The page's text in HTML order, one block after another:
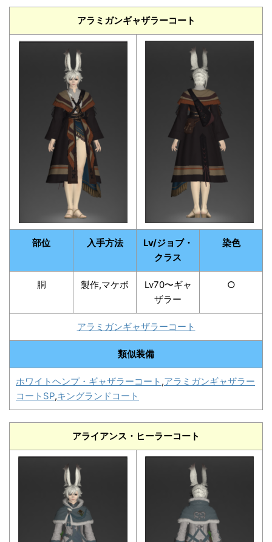
アラミガンギャザラーコート
部位 入手方法
Lv/ジョブ・
クラス
染色
胴 製作,マケボ
Lv70〜ギャ
ザラー
○
アラミガンギャザラーコート
類似装備
ホワイトヘンプ・ギャザラーコート ,アラミガンギャザラー
コートSP,キングランドコート
アライアンス・ヒーラーコート